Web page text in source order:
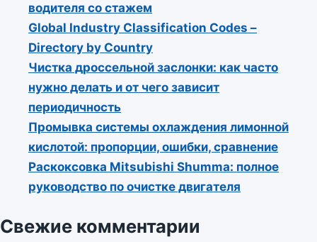
водителя со стажем
Global Industry Classification Codes –
Directory by Country
Чистка дроссельной заслонки: как часто
нужно делать и от чего зависит
периодичность
Промывка системы охлаждения лимонной
кислотой: пропорции, ошибки, сравнение
Раскоксовка Mitsubishi Shumma: полное
руководство по очистке двигателя
Свежие комментарии